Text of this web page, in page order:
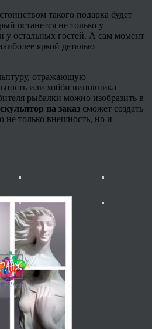
такого подарка будет
останется не только у
у остальных гостей. А сам момент
яркой деталью
отражающую
или хобби виновника
рыбалки можно изобразить в
скульптор на заказ сможет создать
только внешность, но и